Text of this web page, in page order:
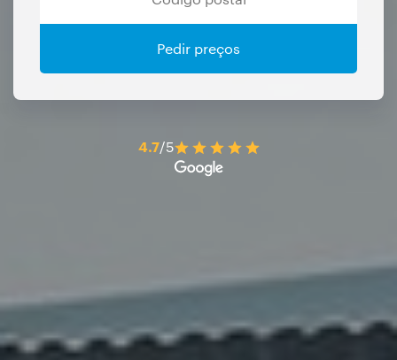
Pedir preços
4.7/5